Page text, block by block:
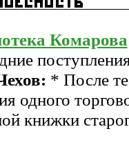
Комарова
* После
одного
книжки